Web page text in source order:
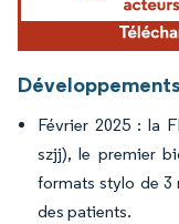
Février 2025 : la
szjj), le premier
formats stylo de 3
des patients.